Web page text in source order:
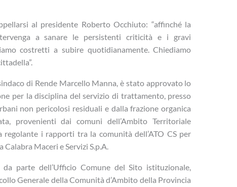
al presidente Roberto Occhiuto: “affinché la
a sanare le persistenti criticità e i gravi
costretti a subire quotidianamente. Chiediamo
di Rende Marcello Manna, è stato approvato lo
per la disciplina del servizio di trattamento, presso
non pericolosi residuali e dalla frazione organica
provenienti dai comuni dell’Ambito Territoriale
i rapporti tra la comunità dell’ATO CS per
Calabra Maceri e Servizi S.p.A.
parte dell’Ufficio Comune del Sito istituzionale,
Generale della Comunità d’Ambito della Provincia